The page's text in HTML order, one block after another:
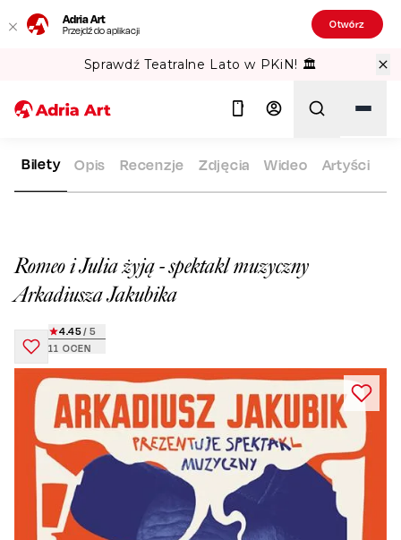
Adria Art
Przejdź do aplikacji Otwórz
Sprawdź Teatralne Lato w PKiN! 🏛️
ADRIA ART REPERTUAR ROMEO I JULIA ŻYJĄ - SPEKTAKL
Romeo i Julia żyją - spektakl muzyczny
Arkadiusza Jakubika
11 OCEN
4.45/ 5
Bilety Opis Recenzje Zdjęcia Wideo Artyści